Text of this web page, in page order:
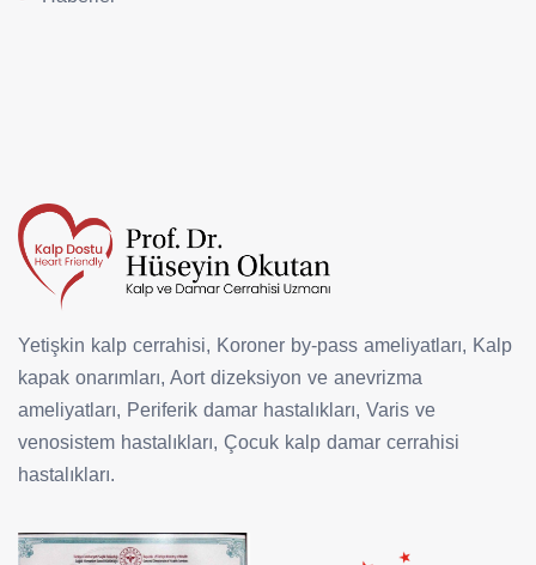
Yetişkin kalp cerrahisi, Koroner by-pass ameliyatları, Kalp
kapak onarımları, Aort dizeksiyon ve anevrizma
ameliyatları, Periferik damar hastalıkları, Varis ve
venosistem hastalıkları, Çocuk kalp damar cerrahisi
hastalıkları.